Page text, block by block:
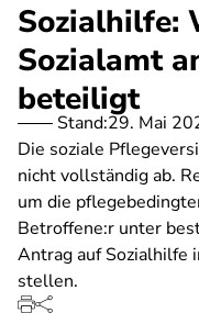
Sozialhilfe:
Sozialamt
beteiligt
Stand:29. Mai
Die soziale
nicht vollständig ab.
um die
Betroffene:r unter
Antrag auf Sozialhilfe
stellen.